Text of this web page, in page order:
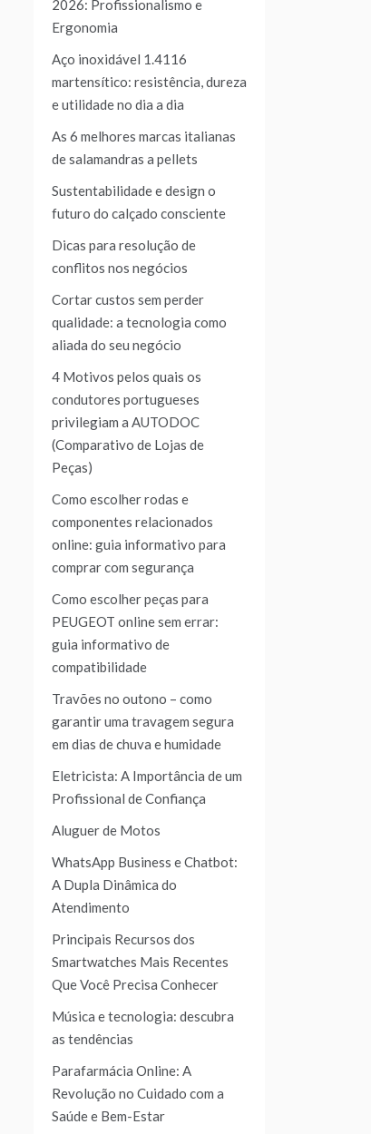
2026: Profissionalismo e
Ergonomia
Aço inoxidável 1.4116
martensítico: resistência, dureza
e utilidade no dia a dia
As 6 melhores marcas italianas
de salamandras a pellets
Sustentabilidade e design o
futuro do calçado consciente
Dicas para resolução de
conflitos nos negócios
Cortar custos sem perder
qualidade: a tecnologia como
aliada do seu negócio
4 Motivos pelos quais os
condutores portugueses
privilegiam a AUTODOC
(Comparativo de Lojas de
Peças)
Como escolher rodas e
componentes relacionados
online: guia informativo para
comprar com segurança
Como escolher peças para
PEUGEOT online sem errar:
guia informativo de
compatibilidade
Travões no outono – como
garantir uma travagem segura
em dias de chuva e humidade
Eletricista: A Importância de um
Profissional de Confiança
Aluguer de Motos
WhatsApp Business e Chatbot:
A Dupla Dinâmica do
Atendimento
Principais Recursos dos
Smartwatches Mais Recentes
Que Você Precisa Conhecer
Música e tecnologia: descubra
as tendências
Parafarmácia Online: A
Revolução no Cuidado com a
Saúde e Bem-Estar